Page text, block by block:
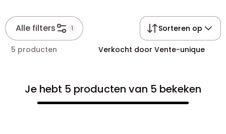
Alle filters 1 Sorteren op
5 producten Verkocht door Vente-unique
Je hebt 5 producten van 5 bekeken